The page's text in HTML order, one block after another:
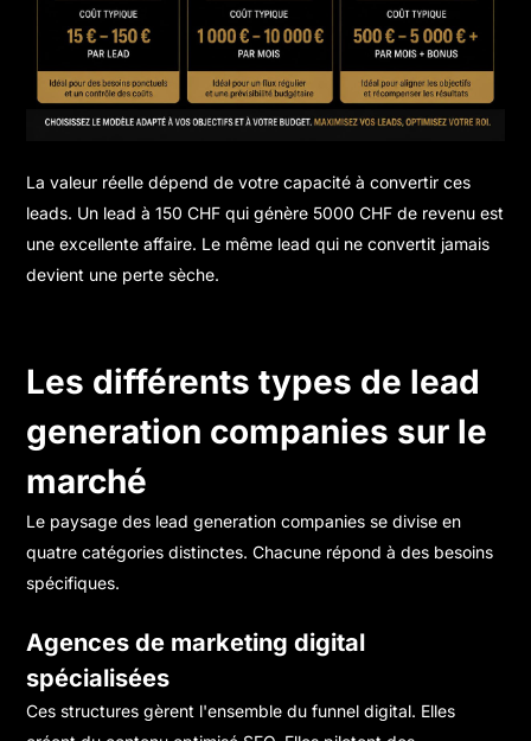
La valeur réelle dépend de votre capacité à convertir ces
leads. Un lead à 150 CHF qui génère 5000 CHF de revenu est
une excellente affaire. Le même lead qui ne convertit jamais
devient une perte sèche.
Les différents types de lead
generation companies sur le
marché
Le paysage des lead generation companies se divise en
quatre catégories distinctes. Chacune répond à des besoins
spécifiques.
Agences de marketing digital
spécialisées
Ces structures gèrent l'ensemble du funnel digital. Elles